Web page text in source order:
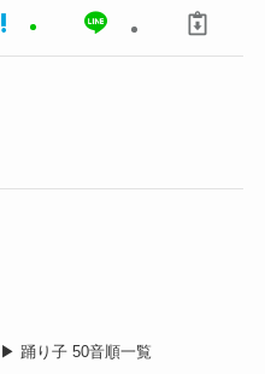
▶︎ 踊り子 50音順一覧